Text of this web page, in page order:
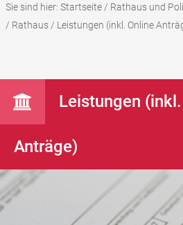
Sie sind hier: Startseite/ Rathaus und
/ Rathaus/ Leistungen (inkl. Online
Leistungen
Anträge)